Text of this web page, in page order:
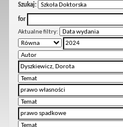
Szukaj:
for
Aktualne filtry: